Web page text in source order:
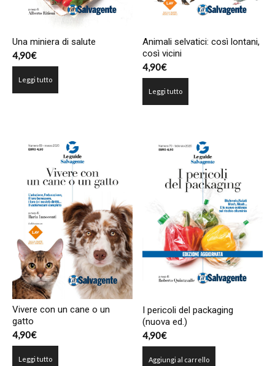
Una miniera di salute
4,90€
Leggi tutto
Animali selvatici: così lontani,
così vicini
4,90€
Leggi tutto
Vivere con un cane o un
gatto
4,90€
Leggi tutto
I pericoli del packaging
(nuova ed.)
4,90€
Aggiungi al carrello